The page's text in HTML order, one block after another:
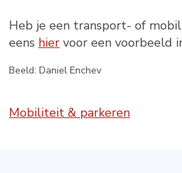
Heb je een transport- of
eens hier voor een voorbeeld
Beeld: Daniel Enchev
Mobiliteit & parkeren